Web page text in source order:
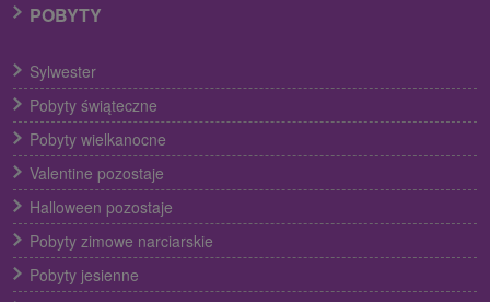
POBYTY
Sylwester
Pobyty świąteczne
Pobyty wielkanocne
Valentine pozostaje
Halloween pozostaje
Pobyty zimowe narciarskie
Pobyty jesienne